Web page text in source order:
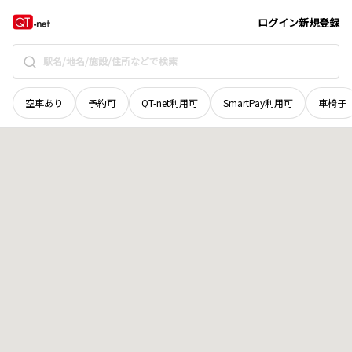
ログイン新規登録
空車あり 予約可 QT-net利用可 SmartPay利用可 車椅子
北海道